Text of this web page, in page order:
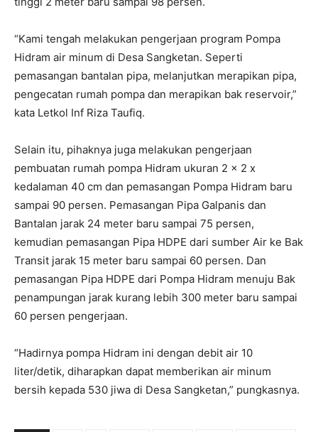
“Kami tengah melakukan pengerjaan program Pompa
Hidram air minum di Desa Sangketan. Seperti
pemasangan bantalan pipa, melanjutkan merapikan pipa,
pengecatan rumah pompa dan merapikan bak reservoir,”
kata Letkol Inf Riza Taufiq.
Selain itu, pihaknya juga melakukan pengerjaan
pembuatan rumah pompa Hidram ukuran 2 x 2 x
kedalaman 40 cm dan pemasangan Pompa Hidram baru
sampai 90 persen. Pemasangan Pipa Galpanis dan
Bantalan jarak 24 meter baru sampai 75 persen,
kemudian pemasangan Pipa HDPE dari sumber Air ke Bak
Transit jarak 15 meter baru sampai 60 persen. Dan
pemasangan Pipa HDPE dari Pompa Hidram menuju Bak
penampungan jarak kurang lebih 300 meter baru sampai
60 persen pengerjaan.
“Hadirnya pompa Hidram ini dengan debit air 10
liter/detik, diharapkan dapat memberikan air minum
bersih kepada 530 jiwa di Desa Sangketan,” pungkasnya.